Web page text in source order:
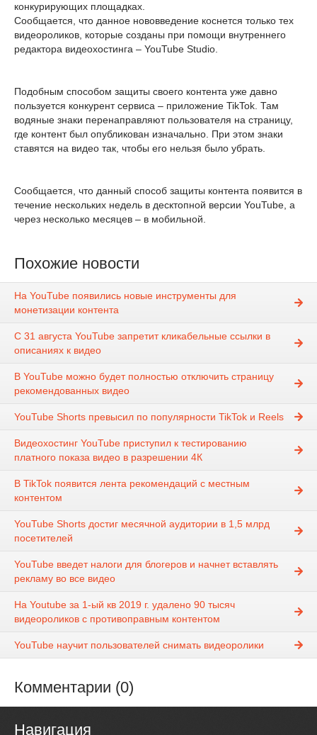
конкурирующих площадках.
Сообщается, что данное нововведение коснется только тех
видеороликов, которые созданы при помощи внутреннего
редактора видеохостинга – YouTube Studio.
Подобным способом защиты своего контента уже давно
пользуется конкурент сервиса – приложение TikTok. Там
водяные знаки перенаправляют пользователя на страницу,
где контент был опубликован изначально. При этом знаки
ставятся на видео так, чтобы его нельзя было убрать.
Сообщается, что данный способ защиты контента появится в
течение нескольких недель в десктопной версии YouTube, а
через несколько месяцев – в мобильной.
Похожие новости
На YouTube появились новые инструменты для
монетизации контента
С 31 августа YouTube запретит кликабельные ссылки в
описаниях к видео
В YouTube можно будет полностью отключить страницу
рекомендованных видео
YouTube Shorts превысил по популярности TikTok и Reels
Видеохостинг YouTube приступил к тестированию
платного показа видео в разрешении 4К
В TikTok появится лента рекомендаций с местным
контентом
YouTube Shorts достиг месячной аудитории в 1,5 млрд
посетителей
YouTube введет налоги для блогеров и начнет вставлять
рекламу во все видео
На Youtube за 1-ый кв 2019 г. удалено 90 тысяч
видеороликов c противоправным контентом
YouTube научит пользователей снимать видеоролики
Комментарии (0)
Навигация